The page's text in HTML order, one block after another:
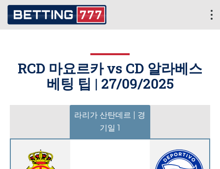
RCD 마요르카 vs CD 알라베스
베팅 팁 | 27/09/2025
라리가 산탄데르 | 경
기일 1